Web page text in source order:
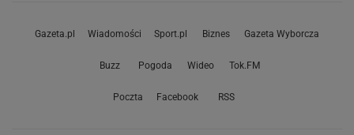
Gazeta.pl Wiadomości Sport.pl Biznes Gazeta Wyborcza
Buzz Pogoda Wideo Tok.FM
Poczta Facebook RSS